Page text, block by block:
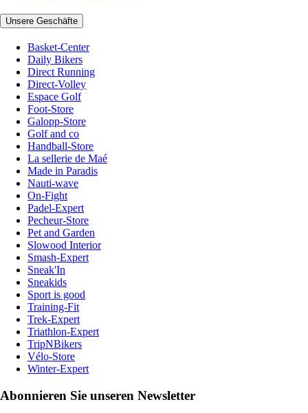
Unsere Geschäfte
Basket-Center
Daily Bikers
Direct Running
Direct-Volley
Espace Golf
Foot-Store
Galopp-Store
Golf and co
Handball-Store
La sellerie de Maé
Made in Paradis
Nauti-wave
On-Fight
Padel-Expert
Pecheur-Store
Pet and Garden
Slowood Interior
Smash-Expert
Sneak'In
Sneakids
Sport is good
Training-Fit
Trek-Expert
Triathlon-Expert
TripNBikers
Vélo-Store
Winter-Expert
Abonnieren Sie unseren Newsletter